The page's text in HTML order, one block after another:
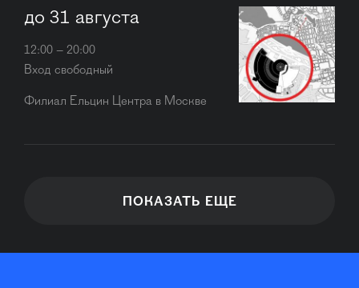
до 31 августа
12:00 – 20:00
Вход свободный
Филиал Ельцин Центра в Москве
ПОКАЗАТЬ ЕЩЕ